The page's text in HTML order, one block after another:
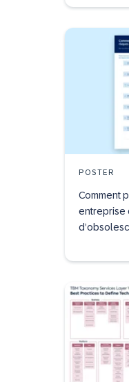
POSTER
Comment
entreprise